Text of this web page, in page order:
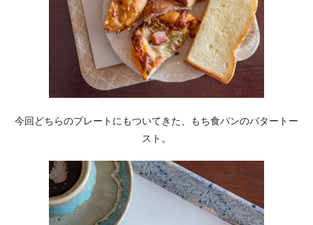
今回どちらのプレートにもついてきた、もち食パンのバタートー
スト。